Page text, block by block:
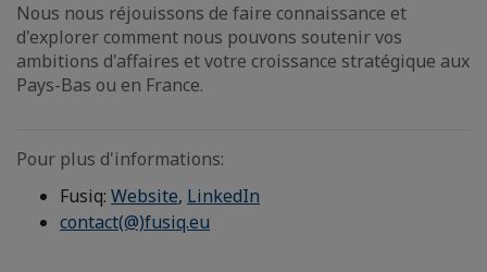
Nous nous réjouissons de faire connaissance et
d'explorer comment nous pouvons soutenir vos
ambitions d'affaires et votre croissance stratégique aux
Pays-Bas ou en France.
Pour plus d'informations:
Fusiq: Website, LinkedIn
contact(@)fusiq.eu